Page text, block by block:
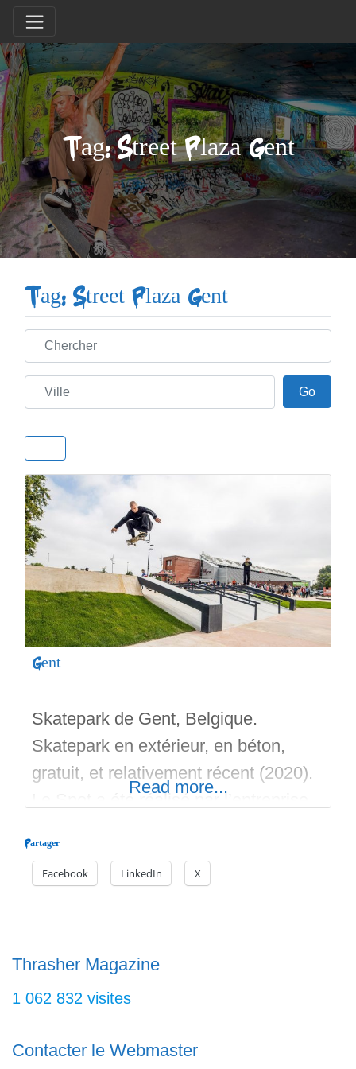
Tag: Street Plaza Gent
Tag: Street Plaza Gent
Chercher
Ville GoGo
Gent
Skatepark de Gent, Belgique.
Skatepark en extérieur, en béton,
gratuit, et relativement récent (2020).
Le Spot a été réalisé par l’entreprise
de 4000 mètres carrés, le skatepark
de Gent possède une grande Street
Bowl semi-ouvert et peu profond,
ainsi
Read more...
Partager
Facebook LinkedIn X
Thrasher Magazine
1 062 832 visites
Contacter le Webmaster